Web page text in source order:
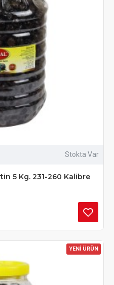
Stokta Var
5 Kg. 231-260 Kalibre
YENİ ÜRÜN